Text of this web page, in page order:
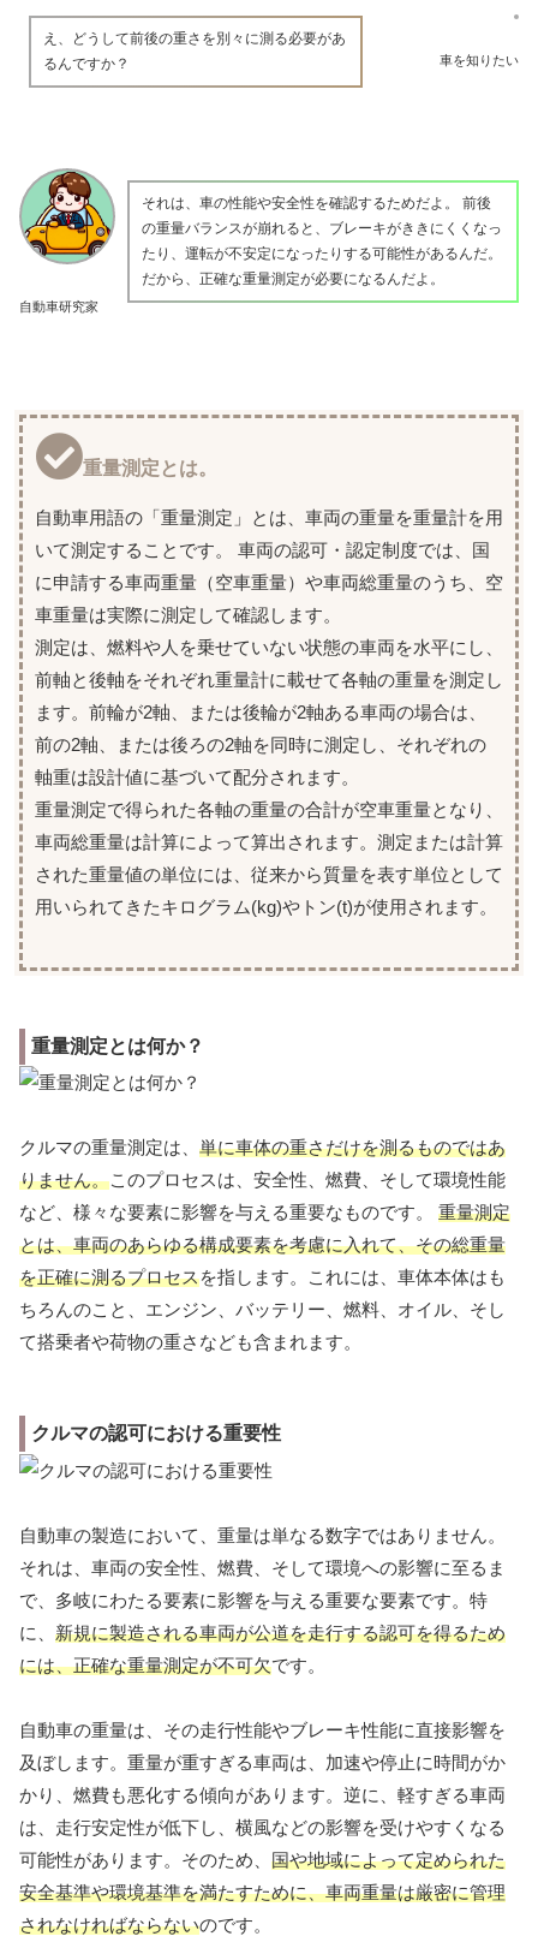
車を知りたい
え、どうして前後の重さを別々に測る必要があ
るんですか？
自動車研究家
それは、車の性能や安全性を確認するためだよ。 前後
の重量バランスが崩れると、ブレーキがききにくくなっ
たり、運転が不安定になったりする可能性があるんだ。
だから、正確な重量測定が必要になるんだよ。
重量測定とは。
自動車用語の「重量測定」とは、車両の重量を重量計を用
いて測定することです。 車両の認可・認定制度では、国
に申請する車両重量（空車重量）や車両総重量のうち、空
車重量は実際に測定して確認します。
測定は、燃料や人を乗せていない状態の車両を水平にし、
前軸と後軸をそれぞれ重量計に載せて各軸の重量を測定し
ます。前輪が2軸、または後輪が2軸ある車両の場合は、
前の2軸、または後ろの2軸を同時に測定し、それぞれの
軸重は設計値に基づいて配分されます。
重量測定で得られた各軸の重量の合計が空車重量となり、
車両総重量は計算によって算出されます。測定または計算
された重量値の単位には、従来から質量を表す単位として
用いられてきたキログラム(kg)やトン(t)が使用されます。
重量測定とは何か？
クルマの重量測定は、 単に車体の重さだけを測るものではあ
りません。このプロセスは、安全性、燃費、そして環境性能
など、様々な要素に影響を与える重要なものです。 重量測定
とは、車両のあらゆる構成要素を考慮に入れて、その総重量
を正確に測るプロセスを指します。これには、車体本体はも
ちろんのこと、エンジン、バッテリー、燃料、オイル、そし
て搭乗者や荷物の重さなども含まれます。
クルマの認可における重要性
自動車の製造において、重量は単なる数字ではありません。
それは、車両の安全性、燃費、そして環境への影響に至るま
で、多岐にわたる要素に影響を与える重要な要素です。特
に、 新規に製造される車両が公道を走行する認可を得るため
には、正確な重量測定が不可欠です。
自動車の重量は、その走行性能やブレーキ性能に直接影響を
及ぼします。重量が重すぎる車両は、加速や停止に時間がか
かり、燃費も悪化する傾向があります。逆に、軽すぎる車両
は、走行安定性が低下し、横風などの影響を受けやすくなる
可能性があります。そのため、 国や地域によって定められた
安全基準や環境基準を満たすために、車両重量は厳密に管理
されなければならないのです。